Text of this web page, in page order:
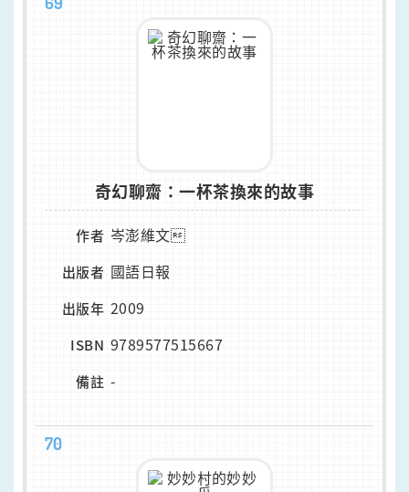
奇幻聊齋：一杯茶換來的故事
作者 岑澎維文
出版者 國語日報
出版年 2009
ISBN 9789577515667
備註 -
70